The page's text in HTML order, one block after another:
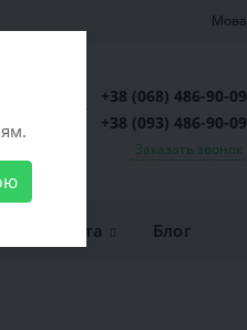
Мова
+38 (068) 486-90-09
+38 (093) 486-90-09
Заказать звонок
и оплата Блог